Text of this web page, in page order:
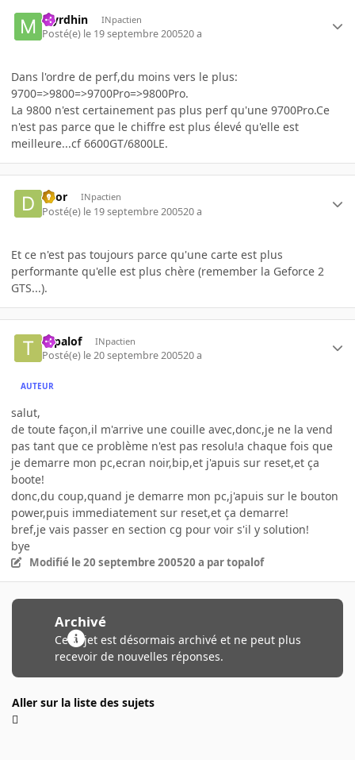
Myrdhin INpactien
Posté(e) le 19 septembre 200520 a
Dans l'ordre de perf,du moins vers le plus:
9700=>9800=>9700Pro=>9800Pro.
La 9800 n'est certainement pas plus perf qu'une 9700Pro.Ce
n'est pas parce que le chiffre est plus élevé qu'elle est
meilleure...cf 6600GT/6800LE.
deor INpactien
Posté(e) le 19 septembre 200520 a
Et ce n'est pas toujours parce qu'une carte est plus
performante qu'elle est plus chère (remember la Geforce 2
GTS...).
topalof INpactien
Posté(e) le 20 septembre 200520 a
AUTEUR
salut,
de toute façon,il m'arrive une couille avec,donc,je ne la vend
pas tant que ce problème n'est pas resolu!a chaque fois que
je demarre mon pc,ecran noir,bip,et j'apuis sur reset,et ça
boote!
donc,du coup,quand je demarre mon pc,j'apuis sur le bouton
power,puis immediatement sur reset,et ça demarre!
bref,je vais passer en section cg pour voir s'il y solution!
bye
Modifié le 20 septembre 200520 a par topalof
Archivé
Ce sujet est désormais archivé et ne peut plus
recevoir de nouvelles réponses.
Aller sur la liste des sujets